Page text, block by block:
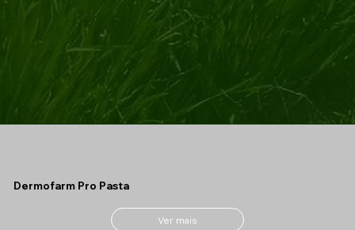
Dermofarm Pro Pasta
Ver mais